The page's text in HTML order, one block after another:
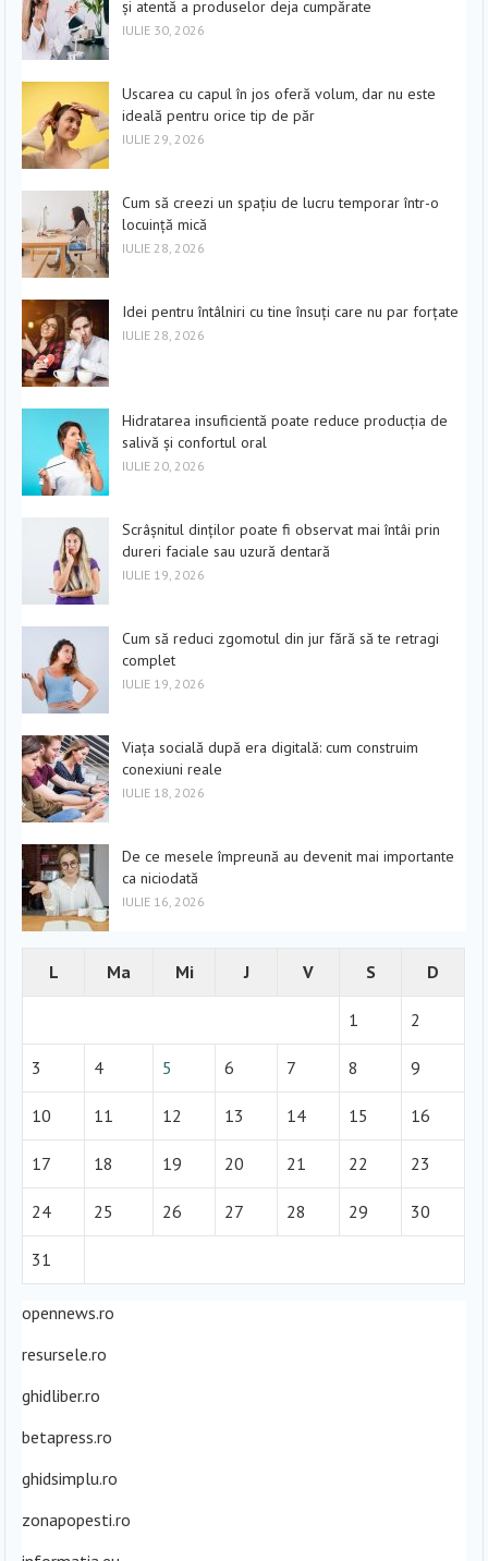
și atentă a produselor deja cumpărate
IULIE 30, 2026
Uscarea cu capul în jos oferă volum, dar nu este
ideală pentru orice tip de păr
IULIE 29, 2026
Cum să creezi un spațiu de lucru temporar într-o
locuință mică
IULIE 28, 2026
Idei pentru întâlniri cu tine însuți care nu par forțate
IULIE 28, 2026
Hidratarea insuficientă poate reduce producția de
salivă și confortul oral
IULIE 20, 2026
Scrâșnitul dinților poate fi observat mai întâi prin
dureri faciale sau uzură dentară
IULIE 19, 2026
Cum să reduci zgomotul din jur fără să te retragi
complet
IULIE 19, 2026
Viața socială după era digitală: cum construim
conexiuni reale
IULIE 18, 2026
De ce mesele împreună au devenit mai importante
ca niciodată
IULIE 16, 2026
L Ma Mi J V S D
1 2
3 4 5 6 7 8 9
10 11 12 13 14 15 16
17 18 19 20 21 22 23
24 25 26 27 28 29 30
31
opennews.ro
resursele.ro
ghidliber.ro
betapress.ro
ghidsimplu.ro
zonapopesti.ro